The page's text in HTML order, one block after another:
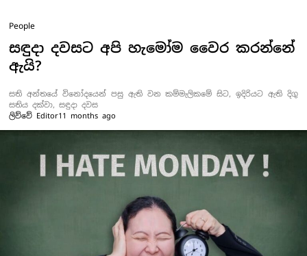
People
සඳුදා දවසට අපි හැමෝම වෛර කරන්නේ
ඇයි?
සති අන්තයේ විනෝදයෙන් පසු ඇති වන කම්මැලිකමේ සිට, ඉදිරියට ඇති දිගු
සතිය දක්වා, සඳුදා දවස
ලිව්වේ Editor11 months ago